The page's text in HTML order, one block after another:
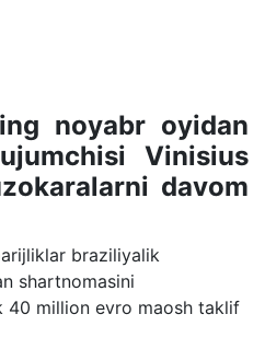
noyabr oyidan
Vinisius
davom
braziliyalik
shartnomasini
40 million evro maosh taklif